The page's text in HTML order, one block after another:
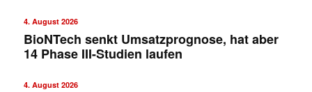
4. August 2026
BioNTech senkt Umsatzprognose, hat aber
14 Phase III-Studien laufen
4. August 2026